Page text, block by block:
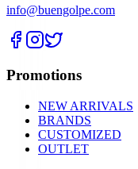
info@buengolpe.com
Promotions
NEW ARRIVALS
BRANDS
CUSTOMIZED
OUTLET